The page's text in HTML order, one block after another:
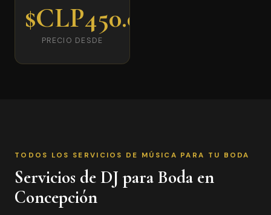
$CLP450.000
PRECIO DESDE
TODOS LOS SERVICIOS DE MÚSICA PARA TU BODA
Servicios de DJ para Boda en
Concepción